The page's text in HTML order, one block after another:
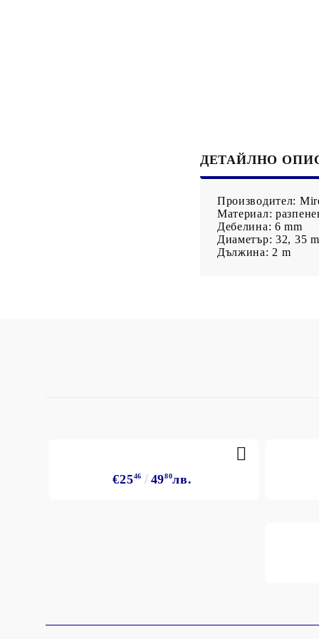
ДЕТАЙЛНО
Производител:
Материал:
Дебелина: 6 mm
Диаметър: 32, 35
Дължина: 2 m
€2546 4980лв.